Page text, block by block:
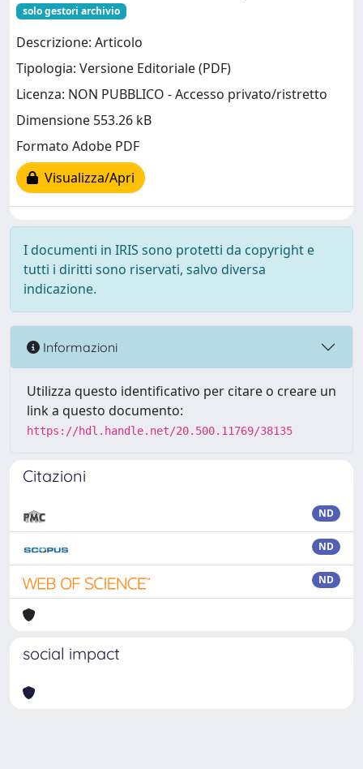
solo gestori archivio
Descrizione: Articolo
Tipologia: Versione Editoriale (PDF)
Licenza: NON PUBBLICO - Accesso privato/ristretto
Dimensione 553.26 kB
Formato Adobe PDF
Visualizza/Apri
I documenti in IRIS sono protetti da copyright e
tutti i diritti sono riservati, salvo diversa
indicazione.
Informazioni
Utilizza questo identificativo per citare o creare un
link a questo documento:
https://hdl.handle.net/20.500.11769/38135
Citazioni
ND
ND
ND
social impact